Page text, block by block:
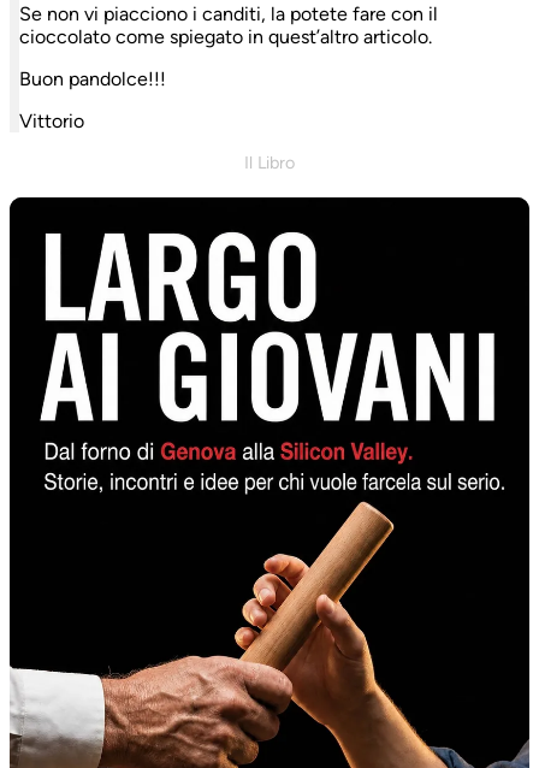
Se non vi piacciono i canditi, la potete fare con il
cioccolato come spiegato in quest’altro articolo.
Buon pandolce!!!
Vittorio
Il Libro